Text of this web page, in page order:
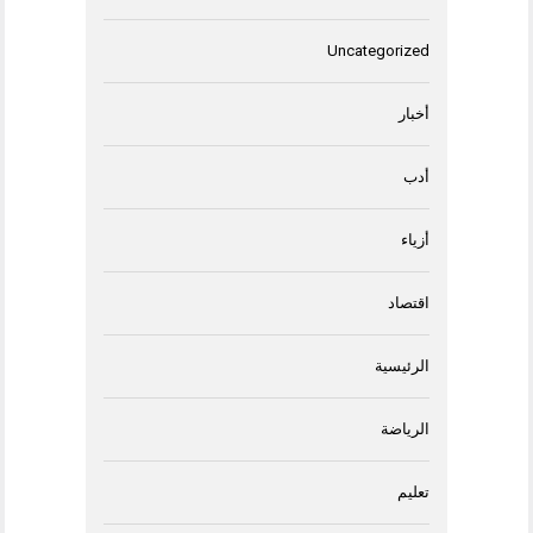
Uncategorized
أخبار
أدب
أزياء
اقتصاد
الرئيسية
الرياضة
تعليم